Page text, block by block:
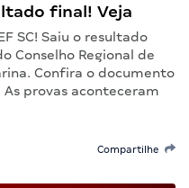
final! Veja
SC! Saiu o resultado
Conselho Regional de
Confira o documento
As provas aconteceram
Compartilhe